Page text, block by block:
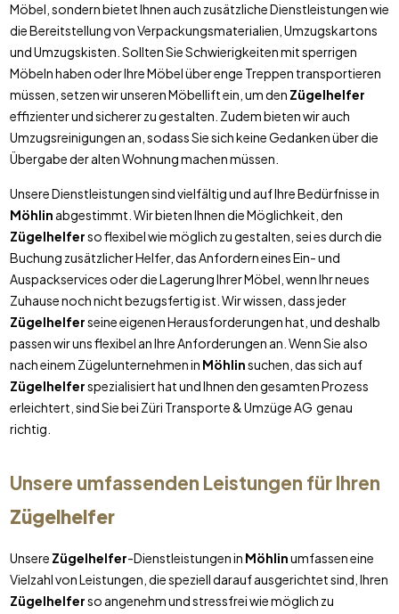
Möbel, sondern bietet Ihnen auch zusätzliche Dienstleistungen wie
die Bereitstellung von Verpackungsmaterialien, Umzugskartons
und Umzugskisten. Sollten Sie Schwierigkeiten mit sperrigen
Möbeln haben oder Ihre Möbel über enge Treppen transportieren
müssen, setzen wir unseren Möbellift ein, um den Zügelhelfer
effizienter und sicherer zu gestalten. Zudem bieten wir auch
Umzugsreinigungen an, sodass Sie sich keine Gedanken über die
Übergabe der alten Wohnung machen müssen.
Unsere Dienstleistungen sind vielfältig und auf Ihre Bedürfnisse in
Möhlin abgestimmt. Wir bieten Ihnen die Möglichkeit, den
Zügelhelferso flexibel wie möglich zu gestalten, sei es durch die
Buchung zusätzlicher Helfer, das Anfordern eines Ein- und
Auspackservices oder die Lagerung Ihrer Möbel, wenn Ihr neues
Zuhause noch nicht bezugsfertig ist. Wir wissen, dass jeder
Zügelhelferseine eigenen Herausforderungen hat, und deshalb
passen wir uns flexibel an Ihre Anforderungen an. Wenn Sie also
nach einem Zügelunternehmen in Möhlinsuchen, das sich auf
Zügelhelferspezialisiert hat und Ihnen den gesamten Prozess
erleichtert, sind Sie bei Züri Transporte & Umzüge AG genau
richtig.
Unsere umfassenden Leistungen für Ihren
Zügelhelfer
Unsere Zügelhelfer-Dienstleistungen in Möhlinumfassen eine
Vielzahl von Leistungen, die speziell darauf ausgerichtet sind, Ihren
Zügelhelferso angenehm und stressfrei wie möglich zu